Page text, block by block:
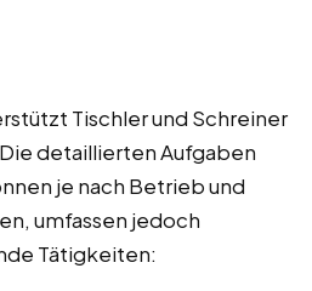
Tischler und Schreiner
detaillierten Aufgaben
je nach Betrieb und
umfassen jedoch
Tätigkeiten: